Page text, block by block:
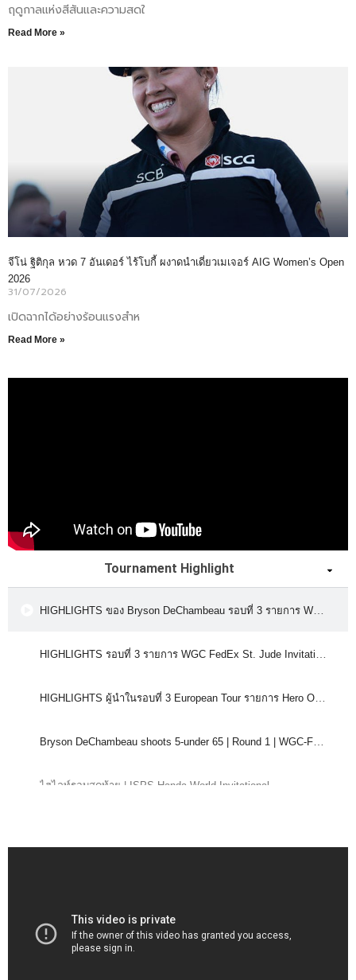
ฤดูกาลแห่งสีสันและความสดใ
Read More »
จีโน่ ฐิติกุล หวด 7 อันเดอร์ ไร้โบกี้ ผงาดนำเดี่ยวเมเจอร์ AIG Women’s Open
2026
31/07/2026
เปิดฉากได้อย่างร้อนแรงสำห
Read More »
Tournament Highlight
ไฮไลท์รอบสุดท้าย | ISPS Handa World Invitational